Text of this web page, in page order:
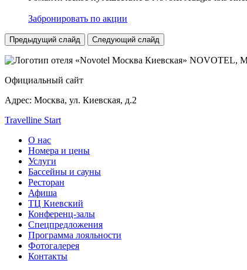
Забронировать по акции
Предыдущий слайд Следующий слайд
NOVOTEL,
Официальный сайт
Адрес: Москва, ул. Киевская, д.2
Travelline Start
О нас
Номера и цены
Услуги
Бассейны и сауны
Ресторан
Афиша
ТЦ Киевский
Конференц-залы
Спецпредложения
Программа лояльности
Фотогалерея
Контакты